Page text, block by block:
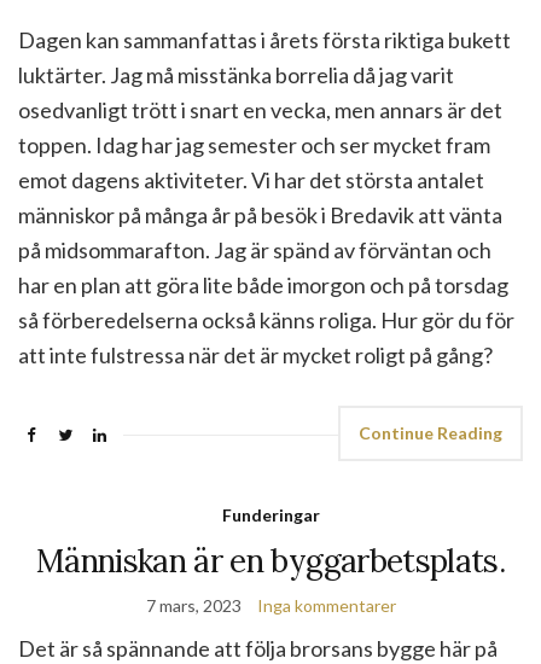
Dagen kan sammanfattas i årets första riktiga bukett
luktärter. Jag må misstänka borrelia då jag varit
osedvanligt trött i snart en vecka, men annars är det
toppen. Idag har jag semester och ser mycket fram
emot dagens aktiviteter. Vi har det största antalet
människor på många år på besök i Bredavik att vänta
på midsommarafton. Jag är spänd av förväntan och
har en plan att göra lite både imorgon och på torsdag
så förberedelserna också känns roliga. Hur gör du för
att inte fulstressa när det är mycket roligt på gång?
Continue Reading
Funderingar
Människan är en byggarbetsplats.
7 mars, 2023 Inga kommentarer
Det är så spännande att följa brorsans bygge här på